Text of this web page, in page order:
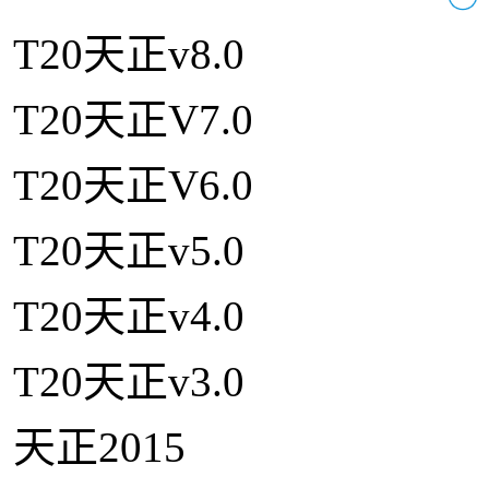
T20天正v8.0
T20天正V7.0
T20天正V6.0
T20天正v5.0
T20天正v4.0
T20天正v3.0
天正2015